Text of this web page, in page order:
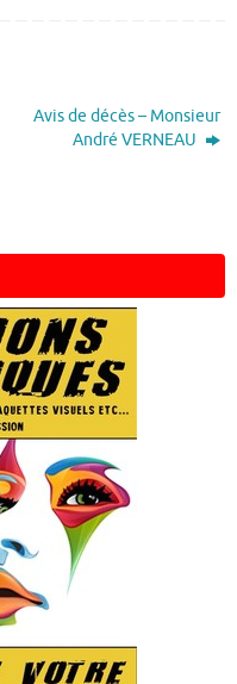
Avis de décès – Monsieur
André VERNEAU